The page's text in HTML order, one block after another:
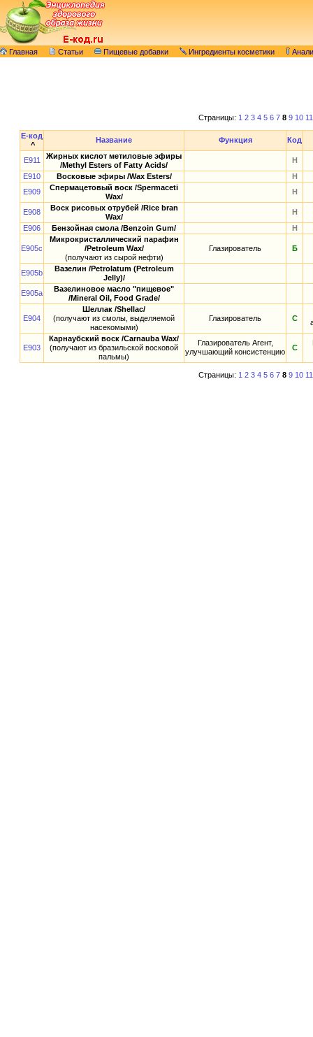
Главная Статьи Пищевые добавки Ингредиенты косметики
Страницы: 1 2 3 4 5 6 7 8 9 10 11
E-код
^
Название Функция Код
E911
Жирных кислот метиловые эфиры
/Methyl Esters of Fatty Acids/
Н
E910
Восковые эфиры /Wax Esters/
Н
E909
Спермацетовый воск /Spermaceti
Wax/
Н
E908
Воск рисовых отрубей /Rice bran
Wax/
Н
E906
Бензойная смола /Benzoin Gum/ Н
E905c
Микрокристаллический парафин
/Petroleum Wax/
(получают из сырой нефти)
Глазирователь Б
E905b
Вазелин /Petrolatum (Petroleum
Jelly)/
E905a
Вазелиновое масло "пищевое"
/Mineral Oil, Food Grade/
E904
Шеллак /Shellac/
(получают из смолы, выделяемой
насекомыми)
Глазирователь С
E903
Карнаубский воск /Carnauba Wax/
(получают из бразильской восковой
пальмы)
Глазирователь Агент,
улучшающий консистенцию
С
Страницы: 1 2 3 4 5 6 7 8 9 10 11